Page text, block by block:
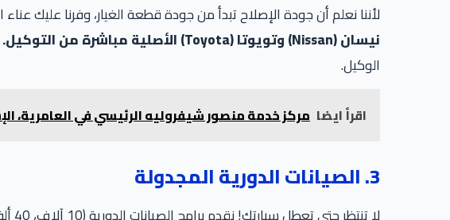
لأننا نعلم أن جودة الإصلاح تبدأ من جودة قطعة الغيار، وفرنا عليك
نيسان (Nissan) وتويوتا (Toyota) الأصلية مباشرة من التوكيل.
الوكيل.
اقرأ ايضا مركز خدمة منصور شيفروليه الرئيسي في العامرية،
3. الصيانات الدورية المجدولة